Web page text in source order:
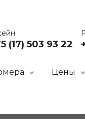
(17) 503 93 22
Цены